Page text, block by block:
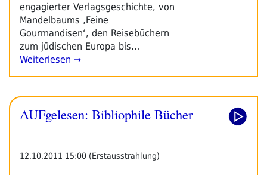
engagierter Verlagsgeschichte, von
Mandelbaums ‚Feine
Gourmandisen‘, den Reisebüchern
zum jüdischen Europa bis…
Weiterlesen →
AUFgelesen: Bibliophile Bücher
12.10.2011 15:00 (Erstausstrahlung)